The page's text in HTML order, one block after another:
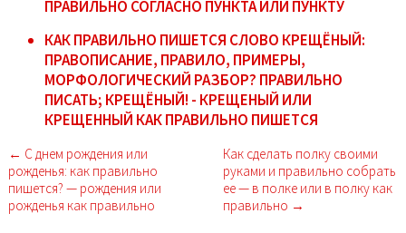
ПРАВИЛЬНО СОГЛАСНО ПУНКТА ИЛИ ПУНКТУ
КАК ПРАВИЛЬНО ПИШЕТСЯ СЛОВО КРЕЩЁНЫЙ:
ПРАВОПИСАНИЕ, ПРАВИЛО, ПРИМЕРЫ,
МОРФОЛОГИЧЕСКИЙ РАЗБОР? ПРАВИЛЬНО
ПИСАТЬ; КРЕЩЁНЫЙ! - КРЕЩЕНЫЙ ИЛИ
КРЕЩЕННЫЙ КАК ПРАВИЛЬНО ПИШЕТСЯ
← С днем рождения или
рожденья: как правильно
пишется? — рождения или
рожденья как правильно
Как сделать полку своими
руками и правильно собрать
ее — в полке или в полку как
правильно →